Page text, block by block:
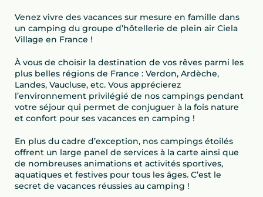
Venez vivre des vacances sur mesure en famille dans
un camping du groupe d’hôtellerie de plein air Ciela
Village en France !
À vous de choisir la destination de vos rêves parmi les
plus belles régions de France : Verdon, Ardèche,
Landes, Vaucluse, etc. Vous apprécierez
l’environnement privilégié de nos campings pendant
votre séjour qui permet de conjuguer à la fois nature
et confort pour ses vacances en camping !
En plus du cadre d’exception, nos campings étoilés
offrent un large panel de services à la carte ainsi que
de nombreuses animations et activités sportives,
aquatiques et festives pour tous les âges. C’est le
secret de vacances réussies au camping !